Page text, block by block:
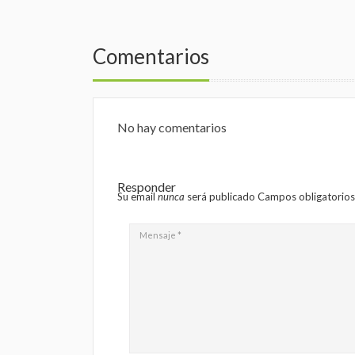
Comentarios
No hay comentarios
Responder
Su email nunca será publicado Campos